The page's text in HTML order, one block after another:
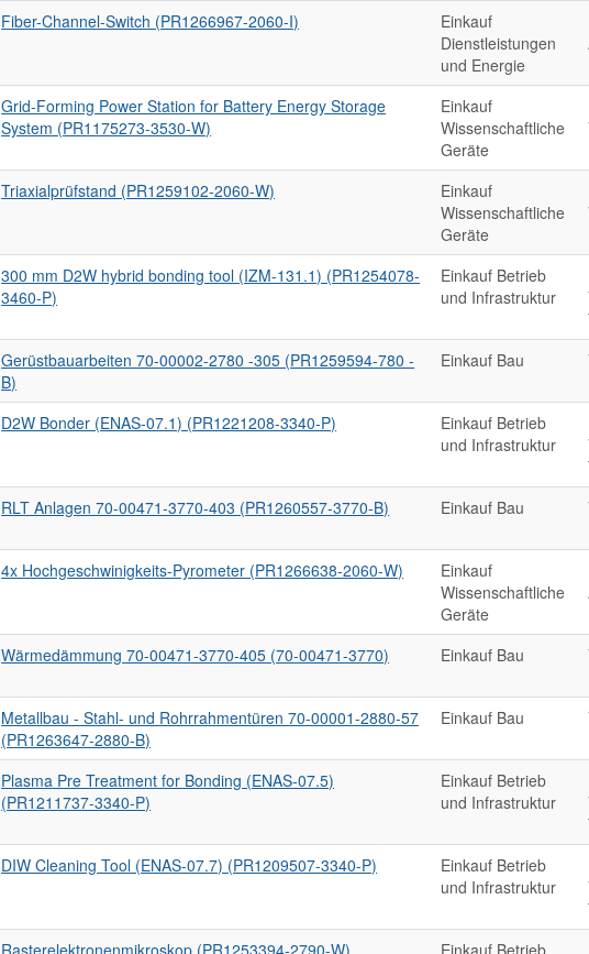
Fiber-Channel-Switch (PR1266967-2060-I)
Einkauf
Dienstleistungen
und Energie
Grid-Forming Power Station for Battery Energy Storage
System (PR1175273-3530-W)
Einkauf
Wissenschaftliche
Geräte
Triaxialprüfstand (PR1259102-2060-W)
Einkauf
Wissenschaftliche
Geräte
300 mm D2W hybrid bonding tool (IZM-131.1) (PR1254078-
3460-P)
Einkauf Betrieb
und Infrastruktur
Gerüstbauarbeiten 70-00002-2780 -305 (PR1259594-780 -
B)
Einkauf Bau
D2W Bonder (ENAS-07.1) (PR1221208-3340-P)
Einkauf Betrieb
und Infrastruktur
RLT Anlagen 70-00471-3770-403 (PR1260557-3770-B) Einkauf Bau
4x Hochgeschwinigkeits-Pyrometer (PR1266638-2060-W)
Einkauf
Wissenschaftliche
Geräte
Wärmedämmung 70-00471-3770-405 (70-00471-3770) Einkauf Bau
Metallbau - Stahl- und Rohrrahmentüren 70-00001-2880-57
(PR1263647-2880-B)
Einkauf Bau
Plasma Pre Treatment for Bonding (ENAS-07.5)
(PR1211737-3340-P)
Einkauf Betrieb
und Infrastruktur
DIW Cleaning Tool (ENAS-07.7) (PR1209507-3340-P)
Einkauf Betrieb
und Infrastruktur
Rasterelektronenmikroskop (PR1253394-2790-W)
Einkauf Betrieb